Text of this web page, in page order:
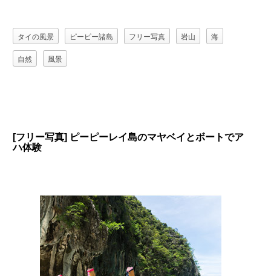
タイの風景 ピーピー諸島 フリー写真 岩山 海
自然 風景
[フリー写真] ピーピーレイ島のマヤベイとボートでア
ハ体験